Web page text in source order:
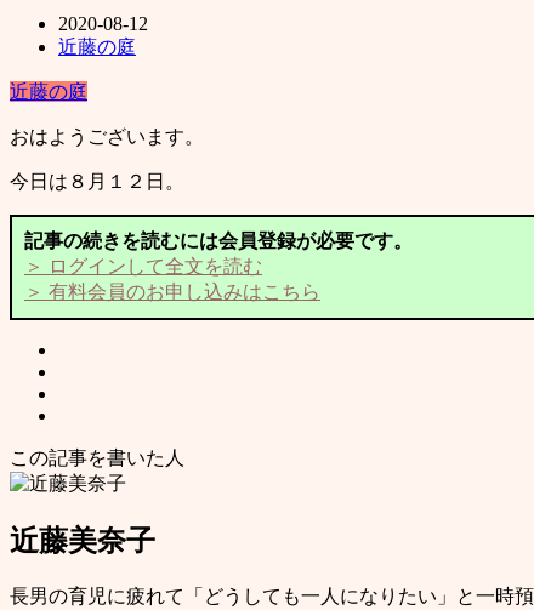
2020-08-12
近藤の庭
近藤の庭
おはようございます。
今日は８月１２日。
記事の続きを読むには会員登録が必要です。
＞ ログインして全文を読む
＞ 有料会員のお申し込みはこちら
この記事を書いた人
近藤美奈子
長男の育児に疲れて「どうしても一人になりたい」と一時